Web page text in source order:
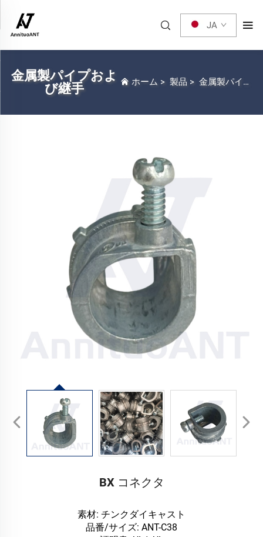
JA
金属製パイプおよ
び継手
ホーム > 製品 > 金属製パイプおよび継手
BX コネクタ
素材: チンクダイキャスト
品番/サイズ: ANT-C38